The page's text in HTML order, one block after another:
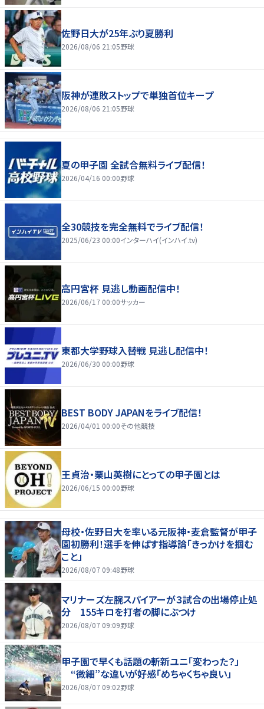
佐野日大が25年ぶり夏勝利
2026/08/06 21:05野球
阪神が連敗ストップで単独首位キープ
2026/08/06 21:05野球
夏の甲子園 全試合無料ライブ配信！
2026/04/16 00:00野球
全30競技を完全無料でライブ配信！
2025/06/23 00:00インターハイ(インハイ.tv)
高円宮杯 見逃し動画配信中！
2026/06/17 00:00サッカー
東都大学野球入替戦 見逃し配信中！
2026/06/30 00:00野球
BEST BODY JAPANをライブ配信！
2026/04/01 00:00その他競技
王貞治・栗山英樹にとっての甲子園とは
2026/06/15 00:00野球
母校・佐野日大を率いる元阪神・麦倉監督が甲子
園初勝利！選手を伸ばす指導論「きっかけを掴む
こと」
2026/08/07 09:48野球
マリナーズ左腕スパイアーが３試合の出場停止処
分 155キロを打者の脚にぶつけ
2026/08/07 09:09野球
甲子園で早くも話題の斬新ユニ「変わった？」
“微細”な違いが好感「めちゃくちゃ良い」
2026/08/07 09:02野球